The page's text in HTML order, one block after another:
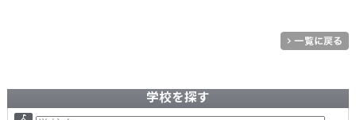
学校を探す